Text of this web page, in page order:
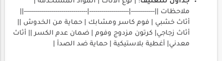
ملاحظات ||------------|--------------------|--------------------------------||
أثاث خشبي | فوم كاسر ومشابك | حماية من الخدوش ||
أثاث زجاجي| كرتون مزدوج وفوم | ضمان عدم الكسر || أثاث
معدني| أغطية بلاستيكية | حماية ضد الصدأ |